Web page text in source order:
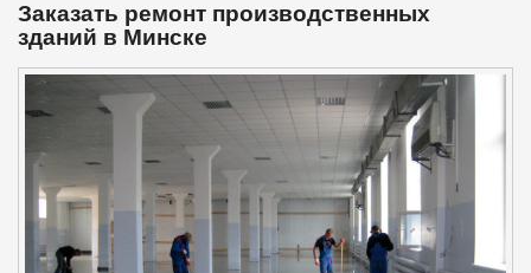
Заказать ремонт производственных
зданий в Минске